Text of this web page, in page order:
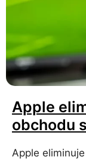
Apple
obchodu
Apple